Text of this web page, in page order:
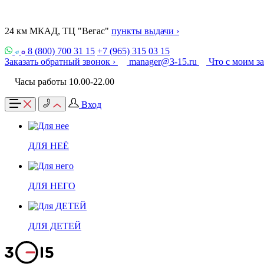
24 км МКАД, ТЦ "Вегас" пункты выдачи ›
8 (800) 700 31 15 +7 (965) 315 03 15
Заказать обратный звонок ›
manager@3-15.ru
Что с моим
Часы работы 10.00-22.00
Вход
ДЛЯ НЕЁ
ДЛЯ НЕГО
ДЛЯ ДЕТЕЙ